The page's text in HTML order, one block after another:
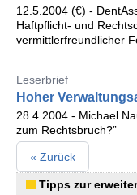
12.5.2004 (€) -
Haftpflicht- und
vermittlerfreundlicher
Leserbrief
Hoher
28.4.2004 - Michael
zum Rechtsbruch?”
« Zurück
Tipps zur